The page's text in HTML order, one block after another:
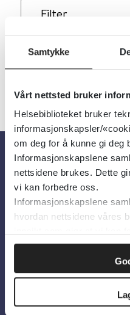
Samtykke
Vårt nettsted bruker
Helsebiblioteket bruker
informasjonskapsler/
om deg for å kunne gi deg
Informasjonskapslene
nettsidene brukes. Dette
vi kan forbedre oss.
Informasjonskapslene
hvordan nettsidene våres
Filter
4Treff
Om oss
Om Helsebiblioteket
Personvern og
Information in English
Bilder fra